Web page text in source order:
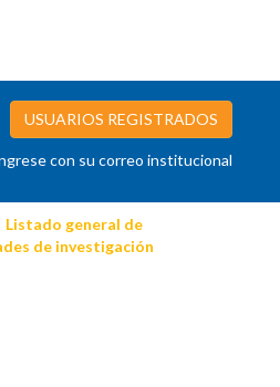
USUARIOS REGISTRADOS
con su correo institucional
Listado general de
de investigación